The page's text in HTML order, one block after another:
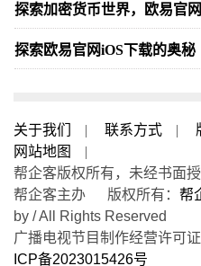
探索加密货币世界，欧易官
探索欧易官网iOS下载的奥秘
关于我们 | 联系方式 |
网站地图
|
帮企客版权所有，未经书面
帮企客主办 版权所有： 帮
by / All Rights Reserved
广播电视节目制作经营许可
ICP备2023015426号